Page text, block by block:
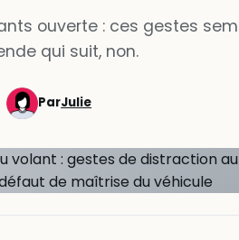
ouverte : ces gestes
qui suit, non.
ParJulie